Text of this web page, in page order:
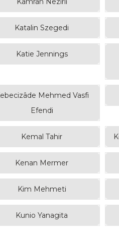
Katalin Szegedi
Katie Jennings
Mehmed Vasfi
Efendi
Kemal Tahir
Kenan Mermer
Kim Mehmeti
Kunio Yanagita